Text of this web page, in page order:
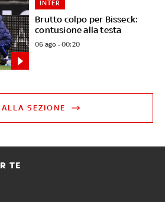
Brutto colpo per Bisseck:
contusione alla testa
INTER
06 ago - 00:20
ALLA SEZIONE
TE